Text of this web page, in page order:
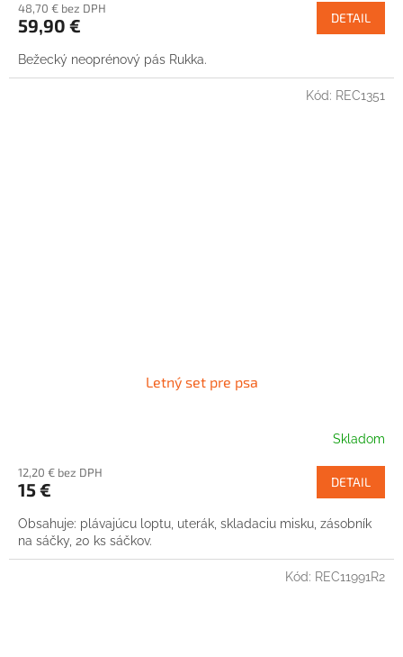
48,70 € bez DPH
59,90 € DETAIL
Bežecký neoprénový pás Rukka.
Letný set pre psa
Skladom
12,20 € bez DPH
15 € DETAIL
Obsahuje: plávajúcu loptu, uterák, skladaciu misku, zásobník
na sáčky, 20 ks sáčkov.
Kód: REC1351
Kód: REC11991R2